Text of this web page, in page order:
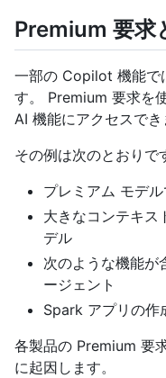
Premium 要求
一部の Copilot 機能で
す。 Premium 要求を
AI 機能にアクセスでき
その例は次のとおりで
プレミアム モデ
大きなコンテキス
デル
次のような機能
ージェント
Spark アプリの作
各製品の Premium 要
に起因します。